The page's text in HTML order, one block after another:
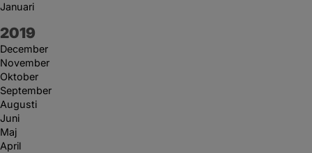
Januari
År:
2019
December
November
Oktober
September
Augusti
Juni
Maj
April